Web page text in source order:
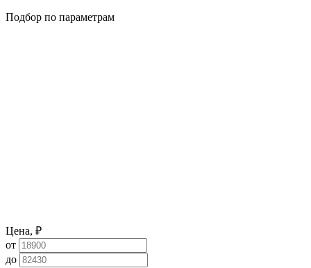
Подбор по параметрам
Цена, ₽
от
до